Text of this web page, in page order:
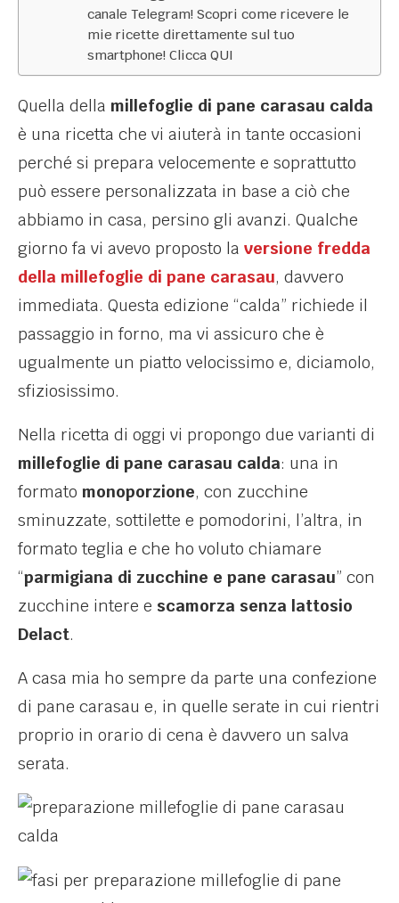
canale Telegram! Scopri come ricevere le
mie ricette direttamente sul tuo
smartphone! Clicca QUI
Quella della millefoglie di pane carasau calda
è una ricetta che vi aiuterà in tante occasioni
perché si prepara velocemente e soprattutto
può essere personalizzata in base a ciò che
abbiamo in casa, persino gli avanzi. Qualche
giorno fa vi avevo proposto la versione fredda
della millefoglie di pane carasau, davvero
immediata. Questa edizione “calda” richiede il
passaggio in forno, ma vi assicuro che è
ugualmente un piatto velocissimo e, diciamolo,
sfiziosissimo.
Nella ricetta di oggi vi propongo due varianti di
millefoglie di pane carasau calda: una in
formato monoporzione, con zucchine
sminuzzate, sottilette e pomodorini, l’altra, in
formato teglia e che ho voluto chiamare
“parmigiana di zucchine e pane carasau” con
zucchine intere e scamorza senza lattosio
Delact.
A casa mia ho sempre da parte una confezione
di pane carasau e, in quelle serate in cui rientri
proprio in orario di cena è davvero un salva
serata.